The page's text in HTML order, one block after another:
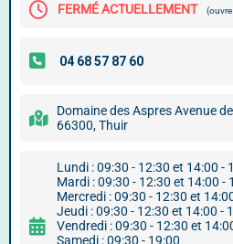
FERMÉ ACTUELLEMENT
Domaine des Aspres Avenue
66300, Thuir
Lundi : 09:30 - 12:30 et 14:00 -
Mardi : 09:30 - 12:30 et 14:00 -
Mercredi : 09:30 - 12:30 et
Jeudi : 09:30 - 12:30 et 14:00 -
Vendredi : 09:30 - 12:30 et
Samedi : 09:30 - 19:00